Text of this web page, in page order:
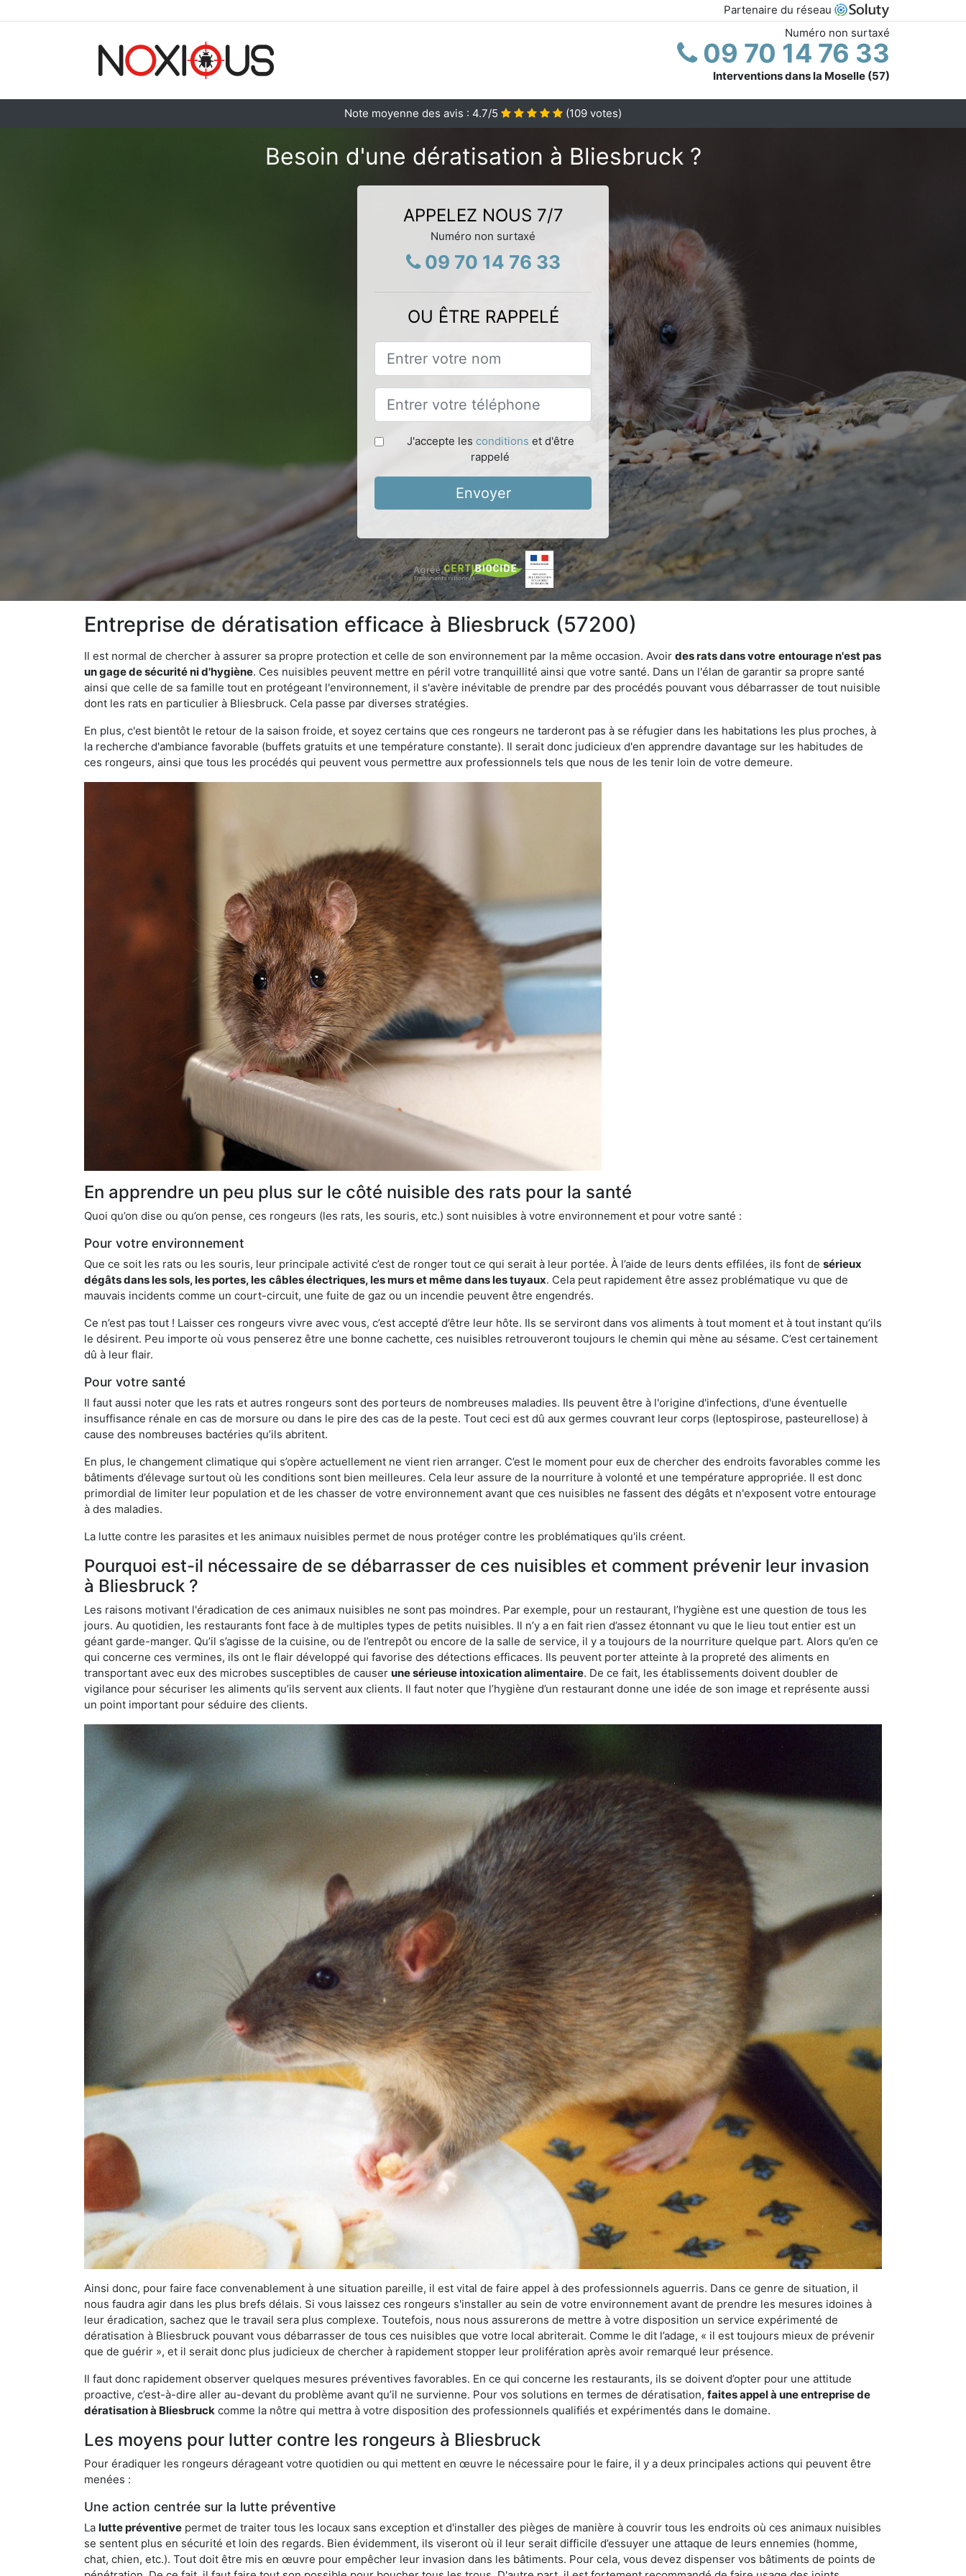
Partenaire du réseau
Numéro non surtaxé
09 70 14 76 33
Interventions dans la Moselle (57)
Note moyenne des avis : 4.7/5 (109 votes)
Besoin d'une dératisation à Bliesbruck ?
APPELEZ NOUS 7/7
Numéro non surtaxé
09 70 14 76 33
OU ÊTRE RAPPELÉ
J'accepte les conditions et d'être
rappelé
Envoyer
Entreprise de dératisation efficace à Bliesbruck (57200)
Il est normal de chercher à assurer sa propre protection et celle de son environnement par la même occasion. Avoir des rats dans votre entourage n'est pas
un gage de sécurité ni d'hygiène. Ces nuisibles peuvent mettre en péril votre tranquillité ainsi que votre santé. Dans un l'élan de garantir sa propre santé
ainsi que celle de sa famille tout en protégeant l'environnement, il s'avère inévitable de prendre par des procédés pouvant vous débarrasser de tout nuisible
dont les rats en particulier à Bliesbruck. Cela passe par diverses stratégies.
En plus, c'est bientôt le retour de la saison froide, et soyez certains que ces rongeurs ne tarderont pas à se réfugier dans les habitations les plus proches, à
la recherche d'ambiance favorable (buffets gratuits et une température constante). Il serait donc judicieux d'en apprendre davantage sur les habitudes de
ces rongeurs, ainsi que tous les procédés qui peuvent vous permettre aux professionnels tels que nous de les tenir loin de votre demeure.
En apprendre un peu plus sur le côté nuisible des rats pour la santé
Quoi qu’on dise ou qu’on pense, ces rongeurs (les rats, les souris, etc.) sont nuisibles à votre environnement et pour votre santé :
Pour votre environnement
Que ce soit les rats ou les souris, leur principale activité c’est de ronger tout ce qui serait à leur portée. À l’aide de leurs dents effilées, ils font de sérieux
dégâts dans les sols, les portes, les câbles électriques, les murs et même dans les tuyaux. Cela peut rapidement être assez problématique vu que de
mauvais incidents comme un court-circuit, une fuite de gaz ou un incendie peuvent être engendrés.
Ce n’est pas tout ! Laisser ces rongeurs vivre avec vous, c’est accepté d’être leur hôte. Ils se serviront dans vos aliments à tout moment et à tout instant qu’ils
le désirent. Peu importe où vous penserez être une bonne cachette, ces nuisibles retrouveront toujours le chemin qui mène au sésame. C’est certainement
dû à leur flair.
Pour votre santé
Il faut aussi noter que les rats et autres rongeurs sont des porteurs de nombreuses maladies. Ils peuvent être à l'origine d'infections, d'une éventuelle
insuffisance rénale en cas de morsure ou dans le pire des cas de la peste. Tout ceci est dû aux germes couvrant leur corps (leptospirose, pasteurellose) à
cause des nombreuses bactéries qu’ils abritent.
En plus, le changement climatique qui s’opère actuellement ne vient rien arranger. C’est le moment pour eux de chercher des endroits favorables comme les
bâtiments d’élevage surtout où les conditions sont bien meilleures. Cela leur assure de la nourriture à volonté et une température appropriée. Il est donc
primordial de limiter leur population et de les chasser de votre environnement avant que ces nuisibles ne fassent des dégâts et n'exposent votre entourage
à des maladies.
La lutte contre les parasites et les animaux nuisibles permet de nous protéger contre les problématiques qu'ils créent.
Pourquoi est-il nécessaire de se débarrasser de ces nuisibles et comment prévenir leur invasion
à Bliesbruck ?
Les raisons motivant l'éradication de ces animaux nuisibles ne sont pas moindres. Par exemple, pour un restaurant, l’hygiène est une question de tous les
jours. Au quotidien, les restaurants font face à de multiples types de petits nuisibles. Il n’y a en fait rien d’assez étonnant vu que le lieu tout entier est un
géant garde-manger. Qu’il s’agisse de la cuisine, ou de l’entrepôt ou encore de la salle de service, il y a toujours de la nourriture quelque part. Alors qu’en ce
qui concerne ces vermines, ils ont le flair développé qui favorise des détections efficaces. Ils peuvent porter atteinte à la propreté des aliments en
transportant avec eux des microbes susceptibles de causer une sérieuse intoxication alimentaire. De ce fait, les établissements doivent doubler de
vigilance pour sécuriser les aliments qu’ils servent aux clients. Il faut noter que l’hygiène d’un restaurant donne une idée de son image et représente aussi
un point important pour séduire des clients.
Ainsi donc, pour faire face convenablement à une situation pareille, il est vital de faire appel à des professionnels aguerris. Dans ce genre de situation, il
nous faudra agir dans les plus brefs délais. Si vous laissez ces rongeurs s'installer au sein de votre environnement avant de prendre les mesures idoines à
leur éradication, sachez que le travail sera plus complexe. Toutefois, nous nous assurerons de mettre à votre disposition un service expérimenté de
dératisation à Bliesbruck pouvant vous débarrasser de tous ces nuisibles que votre local abriterait. Comme le dit l’adage, « il est toujours mieux de prévenir
que de guérir », et il serait donc plus judicieux de chercher à rapidement stopper leur prolifération après avoir remarqué leur présence.
Il faut donc rapidement observer quelques mesures préventives favorables. En ce qui concerne les restaurants, ils se doivent d’opter pour une attitude
proactive, c’est-à-dire aller au-devant du problème avant qu’il ne survienne. Pour vos solutions en termes de dératisation, faites appel à une entreprise de
dératisation à Bliesbruck comme la nôtre qui mettra à votre disposition des professionnels qualifiés et expérimentés dans le domaine.
Les moyens pour lutter contre les rongeurs à Bliesbruck
Pour éradiquer les rongeurs dérageant votre quotidien ou qui mettent en œuvre le nécessaire pour le faire, il y a deux principales actions qui peuvent être
menées :
Une action centrée sur la lutte préventive
La lutte préventive permet de traiter tous les locaux sans exception et d'installer des pièges de manière à couvrir tous les endroits où ces animaux nuisibles
se sentent plus en sécurité et loin des regards. Bien évidemment, ils viseront où il leur serait difficile d’essuyer une attaque de leurs ennemies (homme,
chat, chien, etc.). Tout doit être mis en œuvre pour empêcher leur invasion dans les bâtiments. Pour cela, vous devez dispenser vos bâtiments de points de